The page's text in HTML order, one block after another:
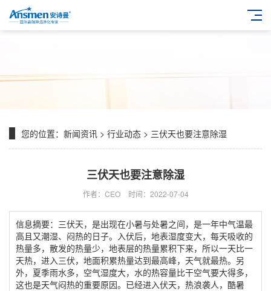
您的位置： 新闻资讯 > 行业动态 > 三伏天也要注意除湿
三伏天也要注意除湿
作者：CEO 时间：2022-07-04
信息摘要：三伏天，是出现在小暑与处暑之间，是一年中气温最
高且又潮湿、闷热的日子。入伏后，地表湿度变大，每天吸收的
热量多，散发的热量少，地表层的热量累积下来，所以一天比一
天热，进入三伏，地面积累热量达到最高峰，天气就最热。另
外，夏季雨水多，空气湿度大，水的热容量比干空气要大得多，
这也是天气闷热的重要原因。已经进入伏天，热浪袭人，酷暑